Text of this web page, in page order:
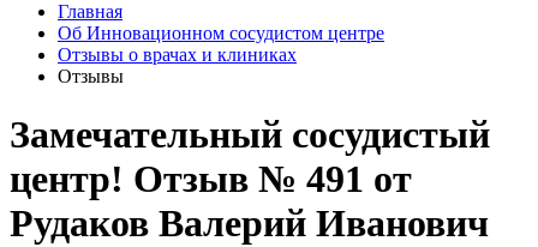
Главная
Об Инновационном сосудистом центре
Отзывы о врачах и клиниках
Отзывы
Замечательный сосудистый
центр! Отзыв № 491 от
Рудаков Валерий Иванович